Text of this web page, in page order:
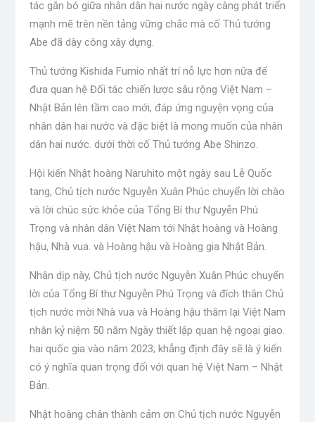
tác gắn bó giữa nhân dân hai nước ngày càng phát triển
mạnh mẽ trên nền tảng vững chắc mà cố Thủ tướng
Abe đã dày công xây dựng.
Thủ tướng Kishida Fumio nhất trí nỗ lực hơn nữa để
đưa quan hệ Đối tác chiến lược sâu rộng Việt Nam –
Nhật Bản lên tầm cao mới, đáp ứng nguyện vọng của
nhân dân hai nước và đặc biệt là mong muốn của nhân
dân hai nước. dưới thời cố Thủ tướng Abe Shinzo.
Hội kiến ​​Nhật hoàng Naruhito một ngày sau Lễ Quốc
tang, Chủ tịch nước Nguyễn Xuân Phúc chuyển lời chào
và lời chúc sức khỏe của Tổng Bí thư Nguyễn Phú
Trọng và nhân dân Việt Nam tới Nhật hoàng và Hoàng
hậu, Nhà vua. và Hoàng hậu và Hoàng gia Nhật Bản.
Nhân dịp này, Chủ tịch nước Nguyễn Xuân Phúc chuyển
lời của Tổng Bí thư Nguyễn Phú Trọng và đích thân Chủ
tịch nước mời Nhà vua và Hoàng hậu thăm lại Việt Nam
nhân kỷ niệm 50 năm Ngày thiết lập quan hệ ngoại giao.
hai quốc gia vào năm 2023; khẳng định đây sẽ là ý kiến ​​
có ý nghĩa quan trọng đối với quan hệ Việt Nam – Nhật
Bản.
Nhật hoàng chân thành cảm ơn Chủ tịch nước Nguyễn